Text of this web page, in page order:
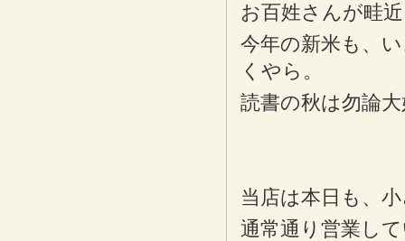
お百姓さんが畦
今年の新米も、
くやら。
読書の秋は勿論
当店は本日も、
通常通り営業し